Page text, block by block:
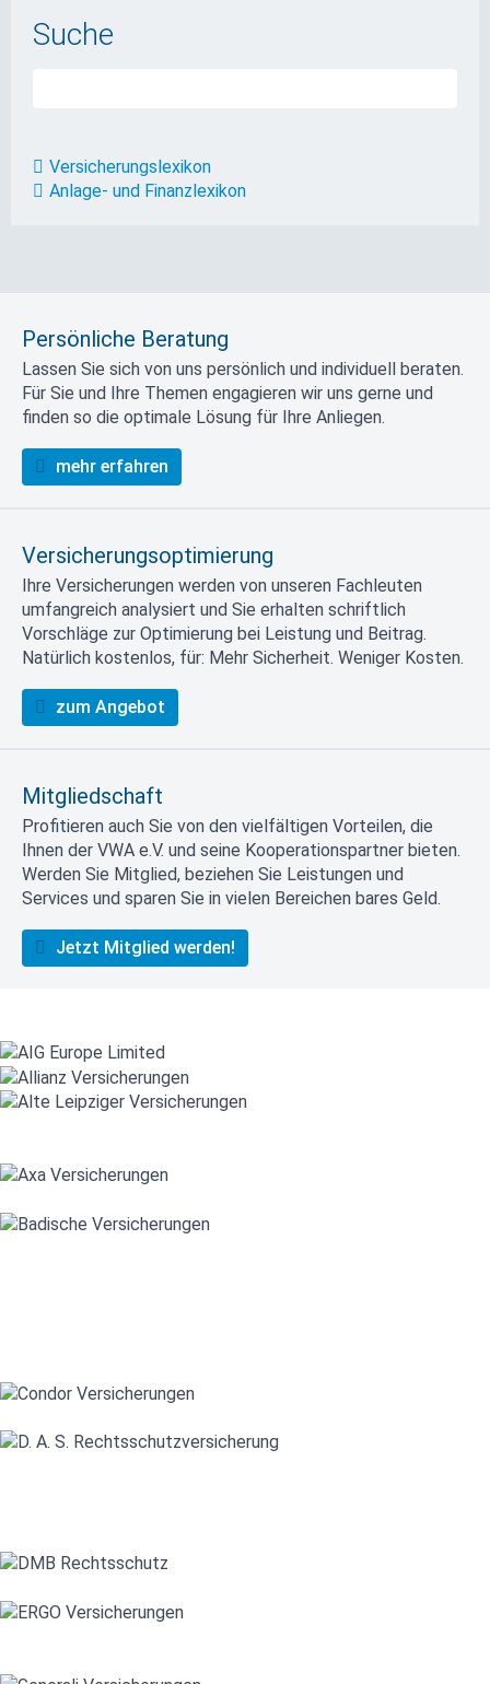
Suche
Versicherungslexikon
Anlage- und Finanzlexikon
Persönliche Beratung
Lassen Sie sich von uns persönlich und individuell beraten.
Für Sie und Ihre Themen engagieren wir uns gerne und
finden so die optimale Lösung für Ihre Anliegen.
mehr erfahren
Versicherungsoptimierung
Ihre Versicherungen werden von unseren Fachleuten
umfangreich analysiert und Sie erhalten schriftlich
Vorschläge zur Optimierung bei Leistung und Beitrag.
Natürlich kostenlos, für: Mehr Sicherheit. Weniger Kosten.
zum Angebot
Mitgliedschaft
Profitieren auch Sie von den vielfältigen Vorteilen, die
Ihnen der VWA e.V. und seine Kooperationspartner bieten.
Werden Sie Mitglied, beziehen Sie Leistungen und
Services und sparen Sie in vielen Bereichen bares Geld.
Jetzt Mitglied werden!